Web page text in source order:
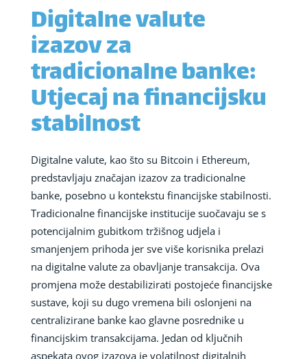
Digitalne valute
izazov za
tradicionalne banke:
Utjecaj na financijsku
stabilnost
Digitalne valute, kao što su Bitcoin i Ethereum,
predstavljaju značajan izazov za tradicionalne
banke, posebno u kontekstu financijske stabilnosti.
Tradicionalne financijske institucije suočavaju se s
potencijalnim gubitkom tržišnog udjela i
smanjenjem prihoda jer sve više korisnika prelazi
na digitalne valute za obavljanje transakcija. Ova
promjena može destabilizirati postojeće financijske
sustave, koji su dugo vremena bili oslonjeni na
centralizirane banke kao glavne posrednike u
financijskim transakcijama. Jedan od ključnih
aspekata ovog izazova je volatilnost digitalnih